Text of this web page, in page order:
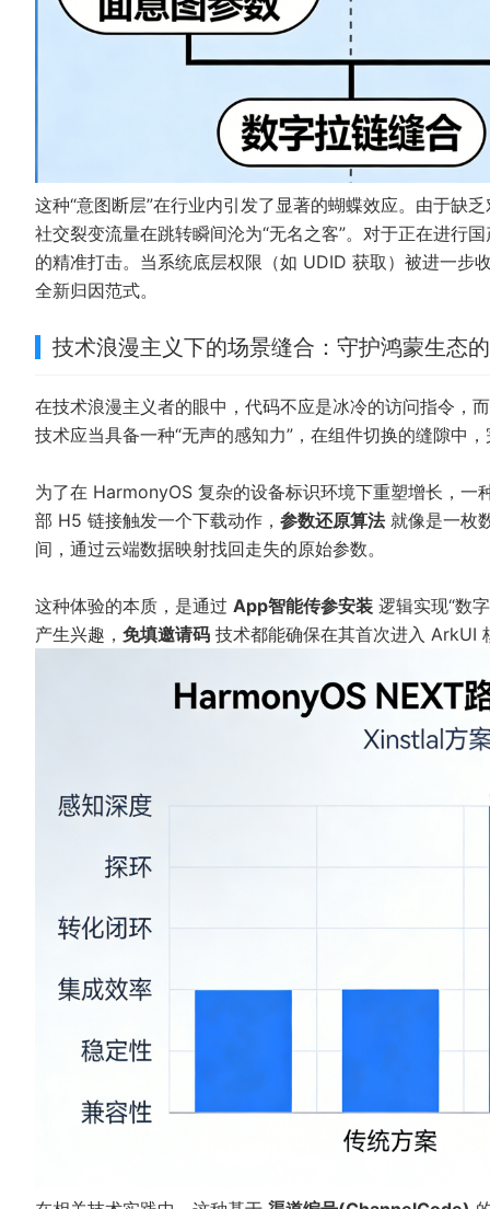
这种“意图断层”在行业内引发了显著的蝴蝶效应。由于缺
社交裂变流量在跳转瞬间沦为“无名之客”。对于正在进行
的精准打击。当系统底层权限（如 UDID 获取）被进一步
全新归因范式。
技术浪漫主义下的场景缝合：守护鸿蒙生态
在技术浪漫主义者的眼中，代码不应是冰冷的访问指令，
技术应当具备一种“无声的感知力”，在组件切换的缝隙中
为了在 HarmonyOS 复杂的设备标识环境下重塑增长，一
部 H5 链接触发一个下载动作， 参数还原算法就像是一枚
间，通过云端数据映射找回走失的原始参数。
这种体验的本质，是通过 App智能传参安装 逻辑实现“数
产生兴趣， 免填邀请码 技术都能确保在其首次进入 ArkUI